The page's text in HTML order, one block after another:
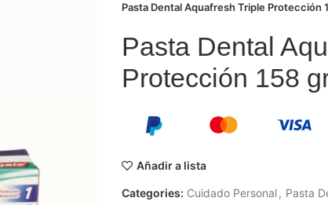
Pasta Dental Aquafresh Triple Protección
Pasta Dental
Protección 158
Añadir a lista
Categories: Cuidado Personal, Pasta